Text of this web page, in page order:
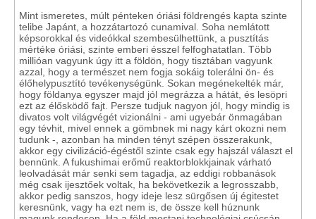
Mint ismeretes, múlt pénteken óriási földrengés kapta szinte
telibe Japánt, a hozzátartozó cunamival. Soha nemlátott
képsorokkal és videókkal szembesülhettünk, a pusztítás
mértéke óriási, szinte emberi ésszel felfoghatatlan. Több
millióan vagyunk úgy itt a földön, hogy tisztában vagyunk
azzal, hogy a természet nem fogja sokáig tolerálni ön- és
élőhelypusztító tevékenységünk. Sokan megénekelték már,
hogy földanya egyszer majd jól megrázza a hátát, és lesöpri
ezt az élősködő fajt. Persze tudjuk nagyon jól, hogy mindig is
divatos volt világvégét vizionálni - ami ugyebár önmagában
egy tévhit, mivel ennek a gömbnek mi nagy kárt okozni nem
tudunk -, azonban ha minden tényt szépen összerakunk,
akkor egy civilizáció-égéstől szinte csak egy hajszál választ el
bennünk. A fukushimai erőmű reaktorblokkjainak várható
leolvadását már senki sem tagadja, az eddigi robbanások
még csak ijesztőek voltak, ha bekövetkezik a legrosszabb,
akkor pedig sanszos, hogy ideje lesz sürgősen új égitestet
keresnünk, vagy ha ezt nem is, de össze kell húznunk